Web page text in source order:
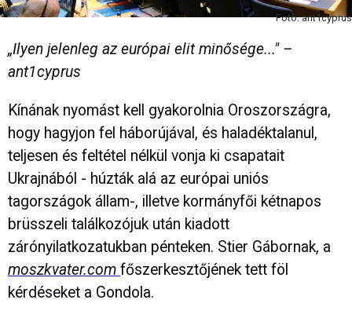
Fotó: ant1cyprus
„Ilyen jelenleg az európai elit minősége..." –
ant1cyprus
Kínának nyomást kell gyakorolnia Oroszországra,
hogy hagyjon fel háborújával, és haladéktalanul,
teljesen és feltétel nélkül vonja ki csapatait
Ukrajnából - húzták alá az európai uniós
tagországok állam-, illetve kormányfői kétnapos
brüsszeli találkozójuk után kiadott
zárónyilatkozatukban pénteken. Stier Gábornak, a
moszkvater.com főszerkesztőjének tett föl
kérdéseket a Gondola.